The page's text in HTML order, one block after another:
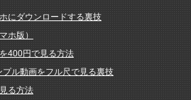
にダウンロードする裏技
ホ版）
400円で見る方法
ル動画をフル尺で見る裏技
る方法